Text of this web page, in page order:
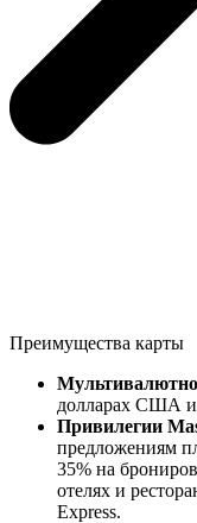
Преимущества карты
долларах США
Привилегии
предложениям
35% на
отелях и
Express.